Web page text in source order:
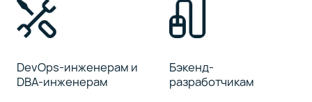
DevOps-инженерам и
DBA-инженерам
Бэкенд-
разработчикам